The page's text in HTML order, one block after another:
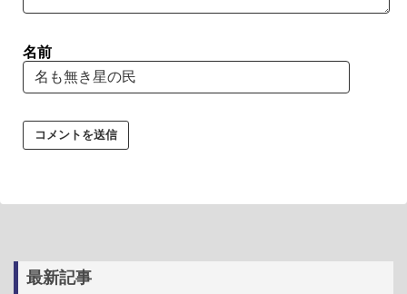
名前
最新記事